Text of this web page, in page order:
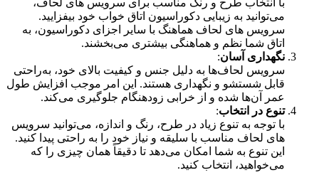
می‌توانید به زیبایی دکوراسیون اتاق خواب خود بیفزایید.
سرویس های لحاف‌ هماهنگ با سایر اجزای دکوراسیون، به
اتاق شما نظم و هماهنگی بیشتری می‌بخشند.
نگهداری آسان:
سرویس لحاف‌ها به دلیل جنس و کیفیت بالای خود، به‌راحتی
قابل شستشو و نگهداری هستند. این امر موجب افزایش طول
عمر آن‌ها شده و از خرابی زودهنگام جلوگیری می‌کند.
تنوع در انتخاب:
با توجه به تنوع زیاد در طرح، رنگ و اندازه، می‌توانید سرویس
های لحاف مناسب با سلیقه و نیاز خود را به راحتی پیدا کنید.
این تنوع به شما امکان می‌دهد تا دقیقاً همان چیزی را که
می‌خواهید، انتخاب کنید.